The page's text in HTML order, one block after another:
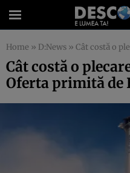
Home » D:News » Cât costă o plecare
Cât costă o
Oferta primită de